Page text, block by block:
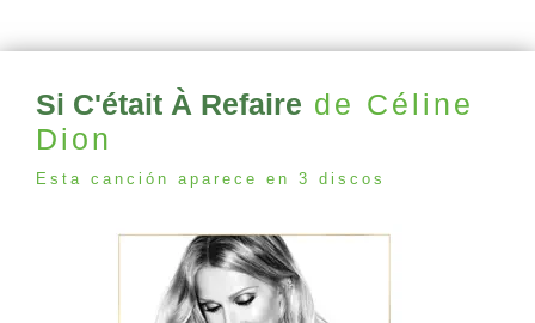
Si C'était À Refaire de Céline
Dion
Esta canción aparece en 3 discos